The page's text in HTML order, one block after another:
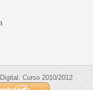
Curso 2010/2012